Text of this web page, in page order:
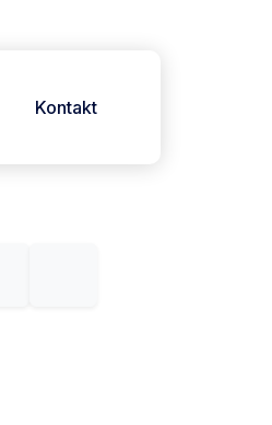
Kontakt